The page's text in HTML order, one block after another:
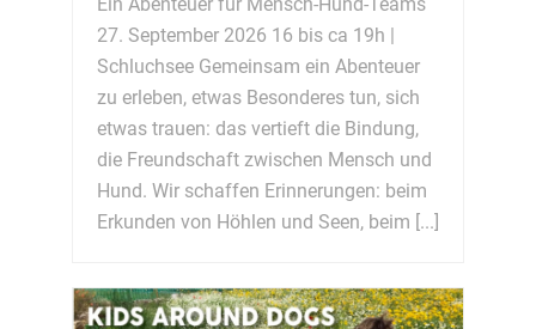
Ein Abenteuer für Mensch-Hund-Teams
27. September 2026 16 bis ca 19h |
Schluchsee Gemeinsam ein Abenteuer
zu erleben, etwas Besonderes tun, sich
etwas trauen: das vertieft die Bindung,
die Freundschaft zwischen Mensch und
Hund. Wir schaffen Erinnerungen: beim
Erkunden von Höhlen und Seen, beim [...]